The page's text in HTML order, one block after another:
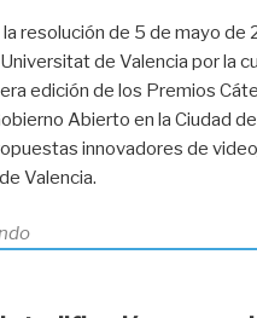
la resolución de 5 de mayo de
de Valencia por la
edición de los Premios
Abierto en la Ciudad
innovadores de
Valencia.
«Ganadores